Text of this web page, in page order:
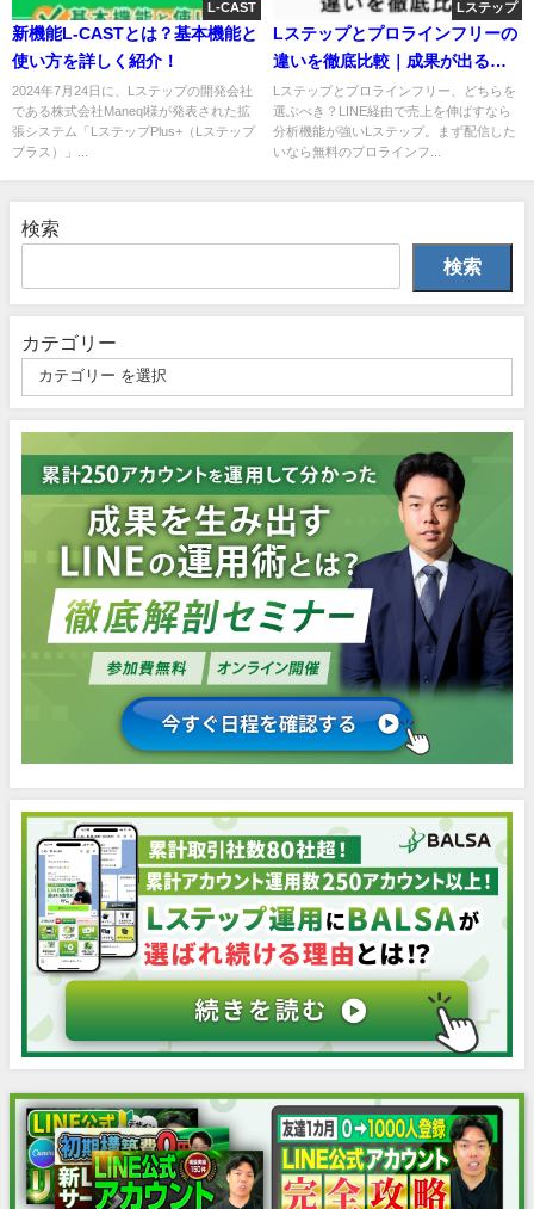
L-CAST
新機能L-CASTとは？基本機能と
使い方を詳しく紹介！
2024年7月24日に、Lステップの開発会社
である株式会社Maneql様が発表された拡
張システム「LステップPlus+（Lステップ
プラス）」...
Lステップ
Lステップとプロラインフリーの
違いを徹底比較｜成果が出るの
はどっち？
Lステップとプロラインフリー、どちらを
選ぶべき？LINE経由で売上を伸ばすなら
分析機能が強いLステップ。まず配信した
いなら無料のプロラインフ...
検索
検索
カテゴリー